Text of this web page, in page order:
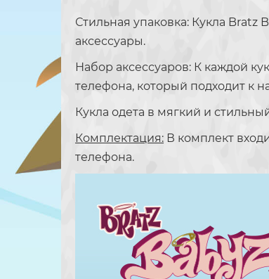
Стильная упаковка: Кукла Bratz
аксессуары.
Набор аксессуаров: К каждой
телефона, который подходит к
Кукла одета в мягкий и
Комплектация: В комплект
телефона.